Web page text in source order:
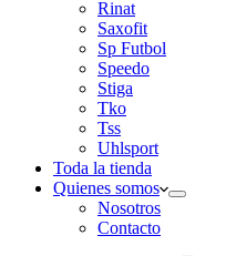
Rinat
Saxofit
Sp Futbol
Speedo
Stiga
Tko
Tss
Uhlsport
Toda la tienda
Quienes somos
Nosotros
Contacto